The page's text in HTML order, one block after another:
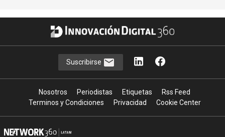
Suscribirse
Nosotros Periodistas Etiquetas
Rss Feed
Terminos y Condiciones
Privacidad Cookie Center